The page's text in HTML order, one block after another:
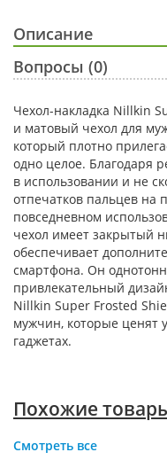
Описание
Вопросы (0)
Чехол-накладка Nillkin
и матовый чехол для
который плотно
одно целое. Благодаря
в использовании и не
отпечатков пальцев на
повседневном
чехол имеет закрытый
обеспечивает
смартфона. Он
привлекательный
Nillkin Super Frosted
мужчин, которые ценят
гаджетах.
Похожие
Смотреть все